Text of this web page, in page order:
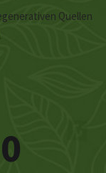
Quellen